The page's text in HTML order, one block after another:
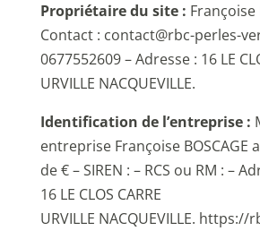
Propriétaire du site : Françoise
Contact : contact@rbc-perles-
0677552609 – Adresse : 16 LE
URVILLE NACQUEVILLE.
Identification de l’entreprise :
entreprise Françoise BOSCAGE
de € – SIREN : – RCS ou RM : –
16 LE CLOS CARRE
URVILLE NACQUEVILLE. https://